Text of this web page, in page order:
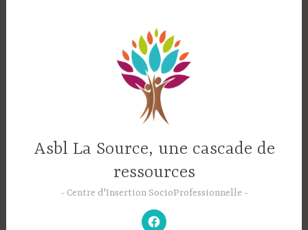
Asbl La Source, une cascade de
ressources
Centre d'Insertion SocioProfessionnelle
–
N’hésitez